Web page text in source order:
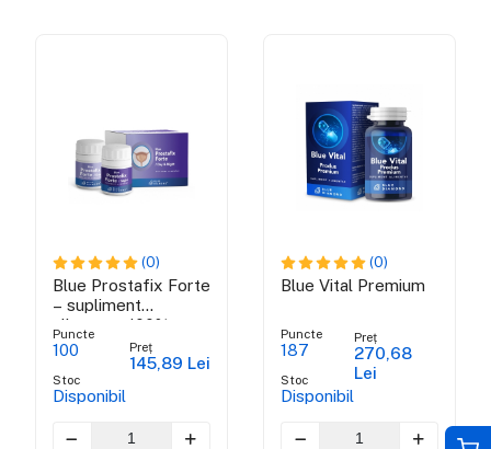
(0)
Blue Prostafix Forte
– supliment
alimentar 100%
NATURAL
Puncte
100
Stoc
Disponibil
Preț
145,89 Lei
(0)
Blue Vital Premium
Puncte
187
Stoc
Disponibil
Preț
270,68
Lei